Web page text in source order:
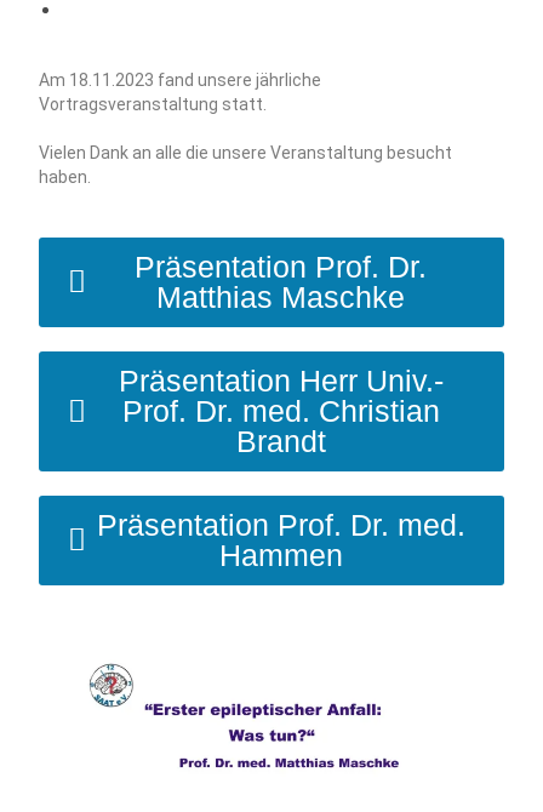
Am 18.11.2023 fand unsere jährliche
Vortragsveranstaltung statt.
Vielen Dank an alle die unsere Veranstaltung besucht
haben.
Präsentation Prof. Dr.
Matthias Maschke
Präsentation Herr Univ.-
Prof. Dr. med. Christian
Brandt
Präsentation Prof. Dr. med.
Hammen